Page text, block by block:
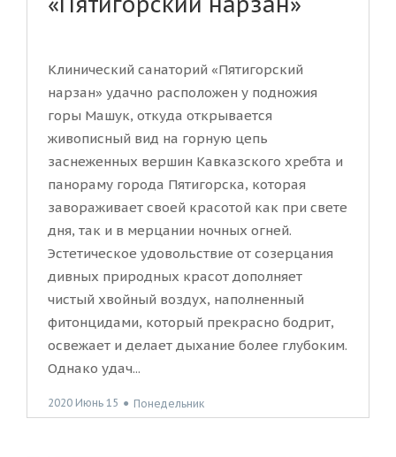
Клинический санаторий «Пятигорский
нарзан» удачно расположен у подножия
горы Машук, откуда открывается
живописный вид на горную цепь
заснеженных вершин Кавказского хребта и
панораму города Пятигорска, которая
завораживает своей красотой как при свете
дня, так и в мерцании ночных огней.
Эстетическое удовольствие от созерцания
дивных природных красот дополняет
чистый хвойный воздух, наполненный
фитонцидами, который прекрасно бодрит,
освежает и делает дыхание более глубоким.
Однако удач...
2020 Июнь 15 ● Понедельник